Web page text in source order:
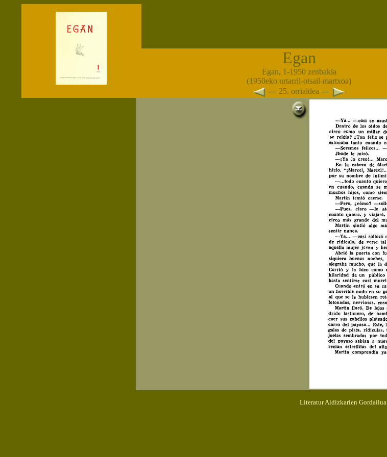
Egan
Egan, 1-1950 zenbakia
(1950eko urtarril-otsail-martxoa)
— 25. orrialdea —
Literatur Aldizkarien Gordailua